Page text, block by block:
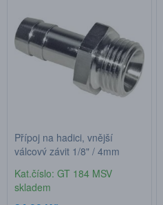
Přípoj na hadici, vnější
válcový závit 1/8" / 4mm
Kat.číslo: GT 184 MSV
skladem